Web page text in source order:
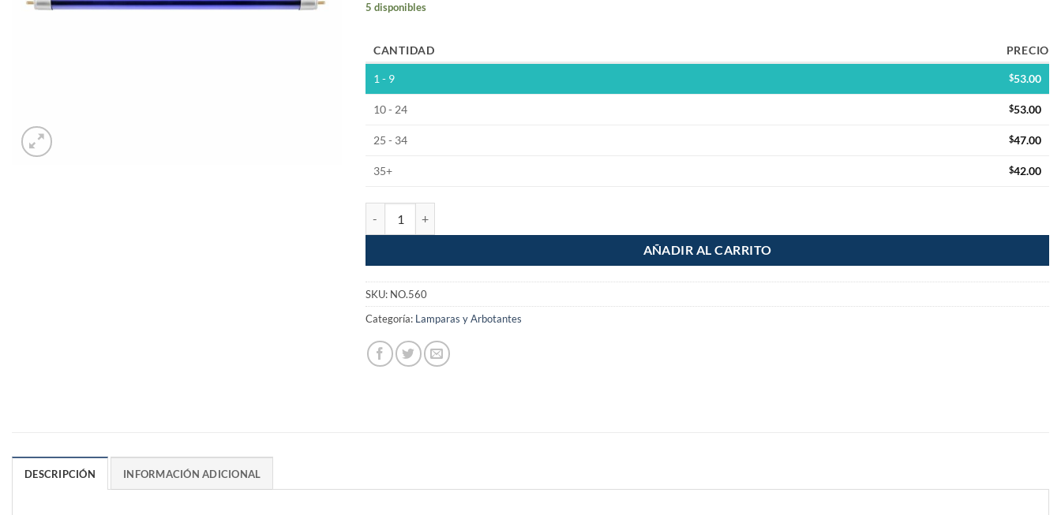
5 disponibles
CANTIDAD PRECIO
1 - 9 $53.00
10 - 24 $53.00
25 - 34 $47.00
35+ $42.00
AÑADIR AL CARRITO
SKU: NO.560
Categoría: Lamparas y Arbotantes
DESCRIPCIÓN INFORMACIÓN ADICIONAL